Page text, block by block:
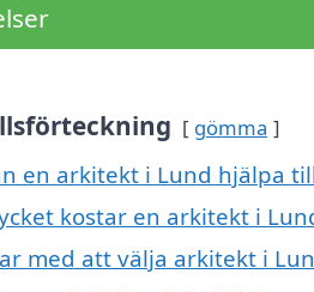
gömma
en arkitekt i Lund hjälpa
kostar en arkitekt i
med att välja arkitekt i